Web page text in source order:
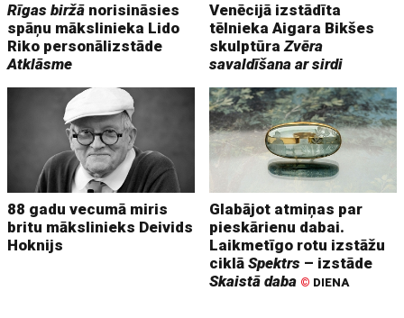
Rīgas biržā norisināsies
spāņu mākslinieka Lido
Riko personālizstāde
Atklāsme
Venēcijā izstādīta
tēlnieka Aigara Bikšes
skulptūraZvēra
savaldīšana ar sirdi
88 gadu vecumā miris
britu mākslinieks Deivids
Hoknijs
Glabājot atmiņas par
pieskārienu dabai.
Laikmetīgo rotu izstāžu
ciklāSpektrs – izstāde
Skaistā daba © DIENA